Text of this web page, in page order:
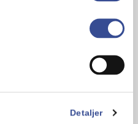
Detaljer
og rødløk i små
med en ostehøvel slik
lime over i en bolle og